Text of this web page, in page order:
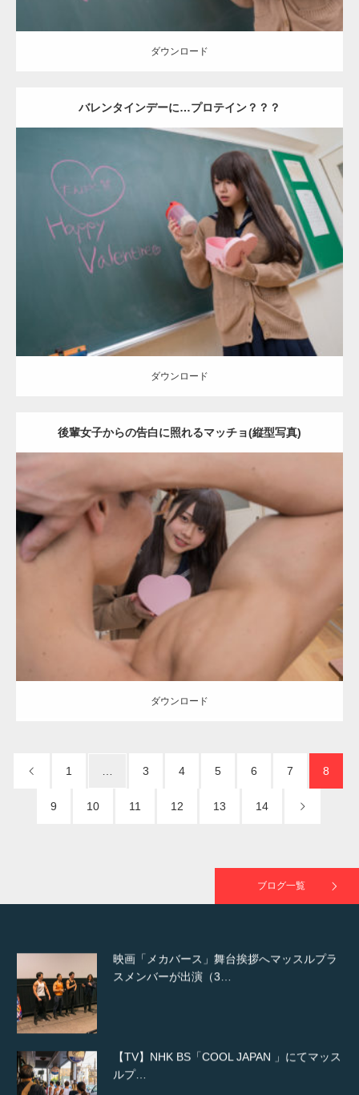
ダウンロード
バレンタインデーに…プロテイン？？？
Update:2022.01.28
Category:バレンタインのマッチョ(学校) kaichan Kaori
ダウンロード
ダウンロード
後輩女子からの告白に照れるマッチョ(縦型写真)
Update:2022.01.28
Category: バレンタインのマッチョ(学校) kaichan
ョ) Kaori
ダウンロード
ダウンロード
1 3 4 5 6 7 8
9 10 11 12 13 14
ブログ一覧
【YouTube】マッチョフリー素材メンバーが
ギネス世界記録…
【TV】TBS番組「ひるおび」にてマッスルプ
ラスが紹介されま…
TOKYO FMラジオ番組「ONE MORNING」
で紹介さ…
た（6/8放送）
スメンバーが出演（3…
ルプ…